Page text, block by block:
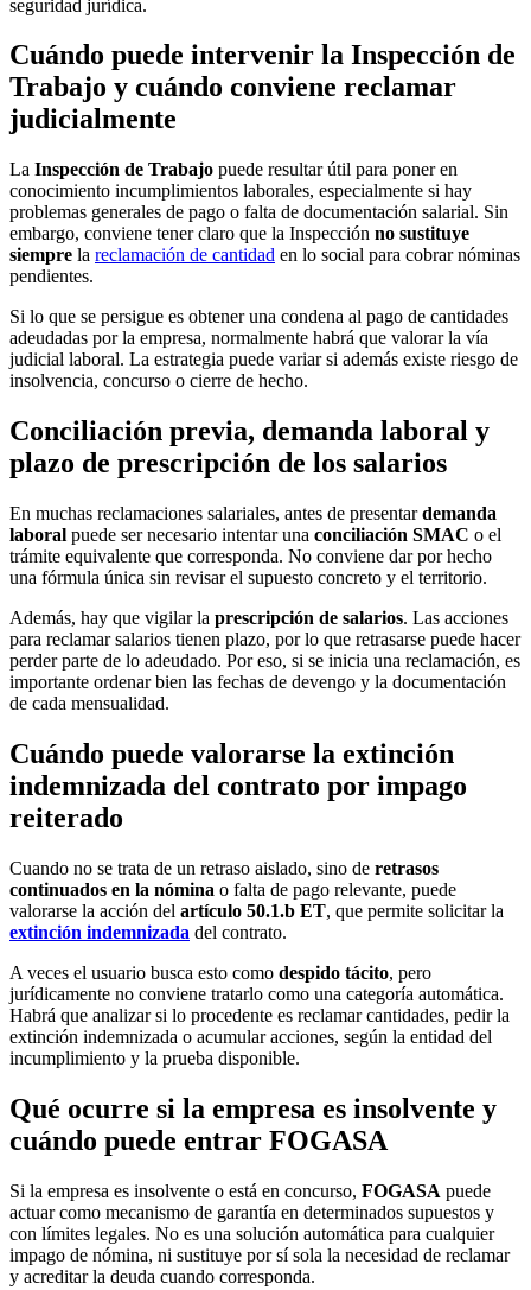
seguridad jurídica.
Cuándo puede intervenir la Inspección de
Trabajo y cuándo conviene reclamar
judicialmente
La Inspección de Trabajo puede resultar útil para poner en
conocimiento incumplimientos laborales, especialmente si hay
problemas generales de pago o falta de documentación salarial. Sin
embargo, conviene tener claro que la Inspección no sustituye
siempre la reclamación de cantidad en lo social para cobrar nóminas
pendientes.
Si lo que se persigue es obtener una condena al pago de cantidades
adeudadas por la empresa, normalmente habrá que valorar la vía
judicial laboral. La estrategia puede variar si además existe riesgo de
insolvencia, concurso o cierre de hecho.
Conciliación previa, demanda laboral y
plazo de prescripción de los salarios
En muchas reclamaciones salariales, antes de presentardemanda
laboral puede ser necesario intentar una conciliación SMAC o el
trámite equivalente que corresponda. No conviene dar por hecho
una fórmula única sin revisar el supuesto concreto y el territorio.
Además, hay que vigilar la prescripción de salarios. Las acciones
para reclamar salarios tienen plazo, por lo que retrasarse puede hacer
perder parte de lo adeudado. Por eso, si se inicia una reclamación, es
importante ordenar bien las fechas de devengo y la documentación
de cada mensualidad.
Cuándo puede valorarse la extinción
indemnizada del contrato por impago
reiterado
Cuando no se trata de un retraso aislado, sino de retrasos
continuados en la nómina o falta de pago relevante, puede
valorarse la acción del artículo 50.1.b ET, que permite solicitar la
extinción indemnizada del contrato.
A veces el usuario busca esto como despido tácito, pero
jurídicamente no conviene tratarlo como una categoría automática.
Habrá que analizar si lo procedente es reclamar cantidades, pedir la
extinción indemnizada o acumular acciones, según la entidad del
incumplimiento y la prueba disponible.
Qué ocurre si la empresa es insolvente y
cuándo puede entrar FOGASA
Si la empresa es insolvente o está en concurso, FOGASA puede
actuar como mecanismo de garantía en determinados supuestos y
con límites legales. No es una solución automática para cualquier
impago de nómina, ni sustituye por sí sola la necesidad de reclamar
y acreditar la deuda cuando corresponda.